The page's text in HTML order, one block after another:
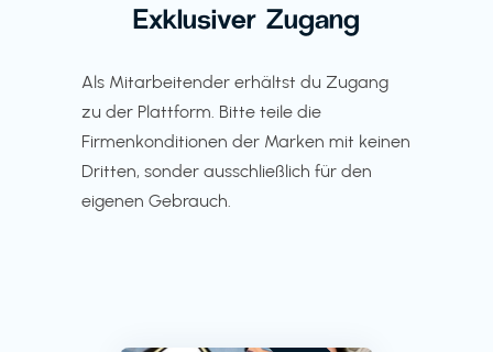
Exklusiver Zugang
Als Mitarbeitender erhältst du Zugang
zu der Plattform. Bitte teile die
Firmenkonditionen der Marken mit keinen
Dritten, sonder ausschließlich für den
eigenen Gebrauch.